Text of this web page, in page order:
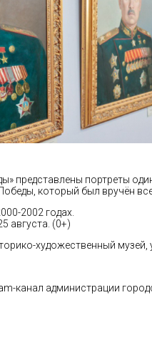
представлены портреты
который был вручён
2002 годах.
августа. (0+)
художественный музей,
канал администрации